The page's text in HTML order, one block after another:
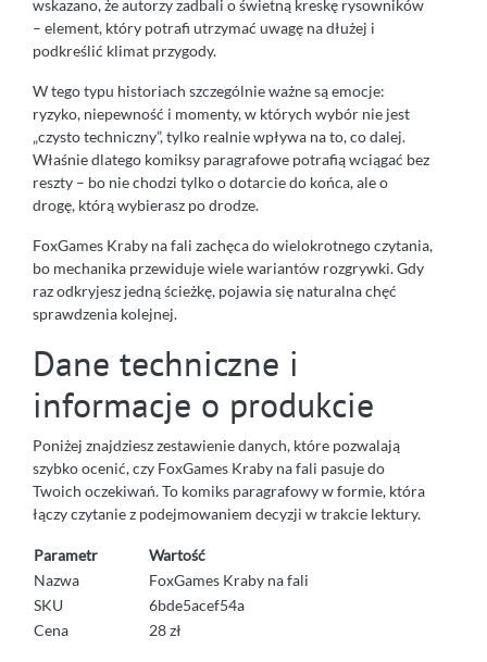
wskazano, że autorzy zadbali o świetną kreskę rysowników
– element, który potrafi utrzymać uwagę na dłużej i
podkreślić klimat przygody.
W tego typu historiach szczególnie ważne są emocje:
ryzyko, niepewność i momenty, w których wybór nie jest
„czysto techniczny”, tylko realnie wpływa na to, co dalej.
Właśnie dlatego komiksy paragrafowe potrafią wciągać bez
reszty – bo nie chodzi tylko o dotarcie do końca, ale o
drogę, którą wybierasz po drodze.
FoxGames Kraby na fali zachęca do wielokrotnego czytania,
bo mechanika przewiduje wiele wariantów rozgrywki. Gdy
raz odkryjesz jedną ścieżkę, pojawia się naturalna chęć
sprawdzenia kolejnej.
Dane techniczne i
informacje o produkcie
Poniżej znajdziesz zestawienie danych, które pozwalają
szybko ocenić, czy FoxGames Kraby na fali pasuje do
Twoich oczekiwań. To komiks paragrafowy w formie, która
łączy czytanie z podejmowaniem decyzji w trakcie lektury.
Parametr
Wartość
Nazwa
FoxGames Kraby na fali
SKU
6bde5acef54a
Cena
28 zł